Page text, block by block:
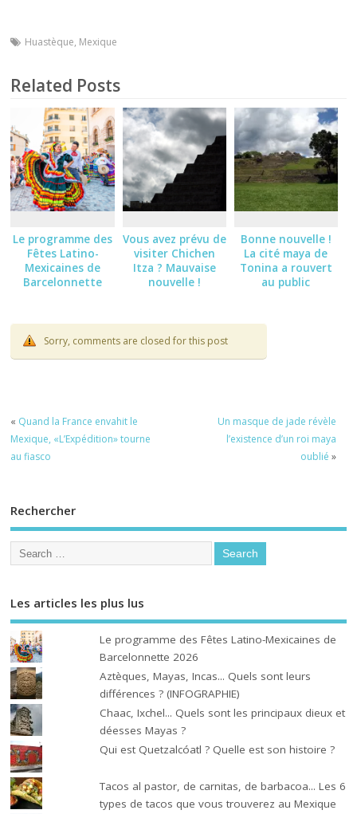
Huastèque, Mexique
Related Posts
Le programme des
Fêtes Latino-
Mexicaines de
Barcelonnette
Vous avez prévu de
visiter Chichen
Itza ? Mauvaise
nouvelle !
Bonne nouvelle !
La cité maya de
Tonina a rouvert
au public
Sorry, comments are closed for this post
« Quand la France envahit le
Mexique, «L’Expédition» tourne
au fiasco
Un masque de jade révèle
l’existence d’un roi maya
oublié »
Rechercher
Les articles les plus lus
Le programme des Fêtes Latino-Mexicaines de
Barcelonnette 2026
Aztèques, Mayas, Incas... Quels sont leurs
différences ? (INFOGRAPHIE)
Chaac, Ixchel... Quels sont les principaux dieux et
déesses Mayas ?
Qui est Quetzalcóatl ? Quelle est son histoire ?
Tacos al pastor, de carnitas, de barbacoa... Les 6
types de tacos que vous trouverez au Mexique